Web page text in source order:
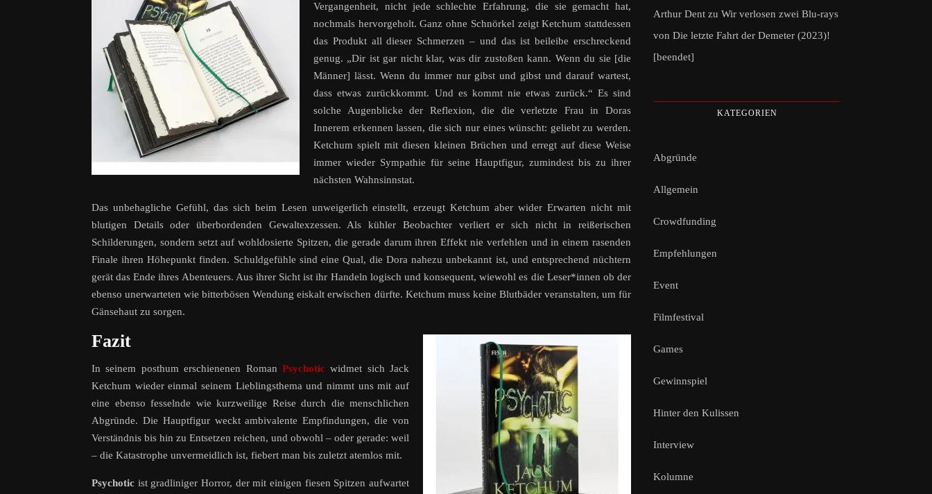
Vergangenheit, nicht jede schlechte Erfahrung, die sie gemacht hat,
nochmals hervorgeholt. Ganz ohne Schnörkel zeigt Ketchum stattdessen
das Produkt all dieser Schmerzen – und das ist beileibe erschreckend
genug. „Dir ist gar nicht klar, was dir zustoßen kann. Wenn du sie [die
Männer] lässt. Wenn du immer nur gibst und gibst und darauf wartest,
dass etwas zurückkommt. Und es kommt nie etwas zurück.“ Es sind
solche Augenblicke der Reflexion, die die verletzte Frau in Doras
Innerem erkennen lassen, die sich nur eines wünscht: geliebt zu werden.
Ketchum spielt mit diesen kleinen Brüchen und erregt auf diese Weise
immer wieder Sympathie für seine Hauptfigur, zumindest bis zu ihrer
nächsten Wahnsinnstat.
Das unbehagliche Gefühl, das sich beim Lesen unweigerlich einstellt, erzeugt Ketchum aber wider Erwarten nicht mit
blutigen Details oder überbordenden Gewaltexzessen. Als kühler Beobachter verliert er sich nicht in reißerischen
Schilderungen, sondern setzt auf wohldosierte Spitzen, die gerade darum ihren Effekt nie verfehlen und in einem rasenden
Finale ihren Höhepunkt finden. Schuldgefühle sind eine Qual, die Dora nahezu unbekannt ist, und entsprechend nüchtern
gerät das Ende ihres Abenteuers. Aus ihrer Sicht ist ihr Handeln logisch und konsequent, wiewohl es die Leser*innen ob der
ebenso unerwarteten wie bitterbösen Wendung eiskalt erwischen dürfte. Ketchum muss keine Blutbäder veranstalten, um für
Gänsehaut zu sorgen.
Fazit
In seinem posthum erschienenen Roman Psychotic widmet sich Jack
Ketchum wieder einmal seinem Lieblingsthema und nimmt uns mit auf
eine ebenso fesselnde wie kurzweilige Reise durch die menschlichen
Abgründe. Die Hauptfigur weckt ambivalente Empfindungen, die von
Verständnis bis hin zu Entsetzen reichen, und obwohl – oder gerade: weil
– die Katastrophe unvermeidlich ist, fiebert man bis zuletzt atemlos mit.
Psychotic ist gradliniger Horror, der mit einigen fiesen Spitzen aufwartet
Arthur Dent zu Wir verlosen zwei Blu-rays
von Die letzte Fahrt der Demeter (2023)!
[beendet]
KATEGORIEN
Abgründe
Allgemein
Crowdfunding
Empfehlungen
Event
Filmfestival
Games
Gewinnspiel
Hinter den Kulissen
Interview
Kolumne